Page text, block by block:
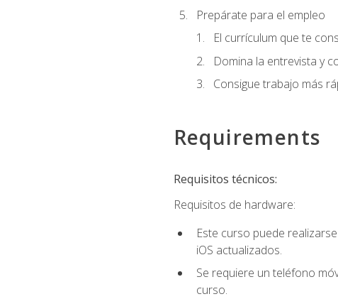
Prepárate para el empleo
El currículum que te
Domina la entrevista y
Consigue trabajo más
Requirements
Requisitos técnicos:
Requisitos de hardware:
Este curso puede
iOS actualizados.
Se requiere un teléfono
curso.